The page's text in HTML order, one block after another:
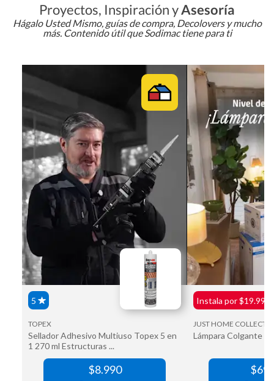
Proyectos, Inspiración yAsesoría
Hágalo Usted Mismo, guías de compra, Decolovers y mucho
más. Contenido útil que Sodimac tiene para ti